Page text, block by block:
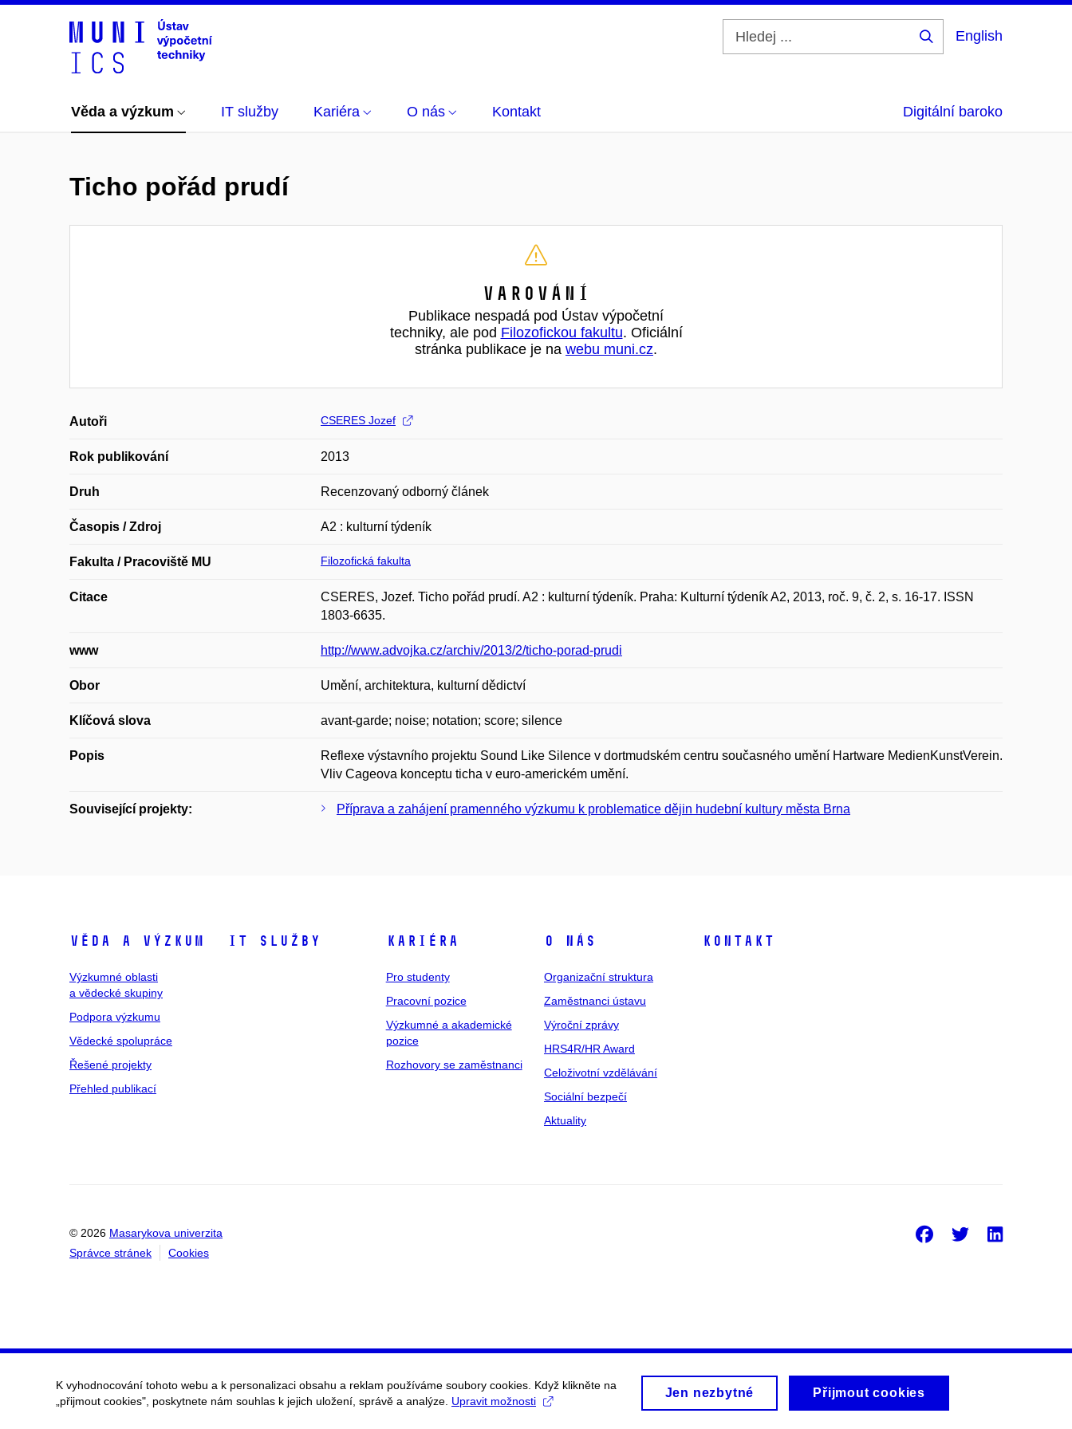
English
Věda a výzkum IT služby Kariéra O nás Kontakt Digitální baroko
Ticho pořád prudí
Varování
Publikace nespadá pod Ústav výpočetní
techniky, ale pod Filozofickou fakultu. Oficiální
stránka publikace je na webu muni.cz.
Autoři CSERES Jozef
Rok publikování 2013
Druh Recenzovaný odborný článek
Časopis / Zdroj A2 : kulturní týdeník
Fakulta / Pracoviště MU Filozofická fakulta
Citace
CSERES, Jozef. Ticho pořád prudí. A2 : kulturní týdeník. Praha: Kulturní týdeník A2, 2013, roč. 9, č. 2, s. 16-17. ISSN
1803-6635.
www http://www.advojka.cz/archiv/2013/2/ticho-porad-prudi
Obor Umění, architektura, kulturní dědictví
Klíčová slova avant-garde; noise; notation; score; silence
Popis
Reflexe výstavního projektu Sound Like Silence v dortmudském centru současného umění Hartware MedienKunstVerein.
Vliv Cageova konceptu ticha v euro-americkém umění.
Související projekty: Příprava a zahájení pramenného výzkumu k problematice dějin hudební kultury města Brna
Věda a výzkum
Výzkumné oblasti
a vědecké skupiny
Podpora výzkumu
Vědecké spolupráce
Řešené projekty
Přehled publikací
IT služby Kariéra
Pro studenty
Pracovní pozice
Výzkumné a akademické
pozice
Rozhovory se zaměstnanci
O nás
Organizační struktura
Zaměstnanci ústavu
Výroční zprávy
HRS4R/HR Award
Celoživotní vzdělávání
Sociální bezpečí
Aktuality
Kontakt
© 2026 Masarykova univerzita
Správce stránek
Cookies
Facebook
Twitter
K vyhodnocování tohoto webu a k personalizaci obsahu a reklam používáme soubory cookies. Když klikněte na
„přijmout cookies", poskytnete nám souhlas k jejich uložení, správě a analýze. Upravit možnosti
Jen nezbytné Přijmout cookies